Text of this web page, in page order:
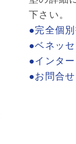
下さい。
●完全個
●ベネッ
●インタ
●お問合